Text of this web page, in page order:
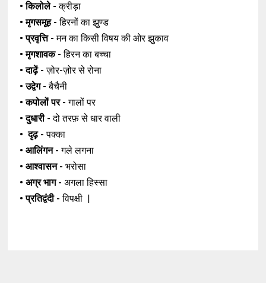
• किलोले - क्रीड़ा
• मृगसमूह -हिरनों का झुण्ड
• प्रवृत्ति - मन का किसी विषय की ओर झुकाव
• मृगशावक - हिरन का बच्चा
• दाढ़ें -ज़ोर-ज़ोर से रोना
• उद्वेग -बैचैनी
• कपोलों पर - गालों पर
• दुधारी - दो तरफ़ से धार वाली
• दृढ़ -पक्का
• आलिंगन - गले लगना
• आश्वासन -भरोसा
• अग्र भाग - अगला हिस्सा
• प्रतिद्वंदी -विपक्षी |